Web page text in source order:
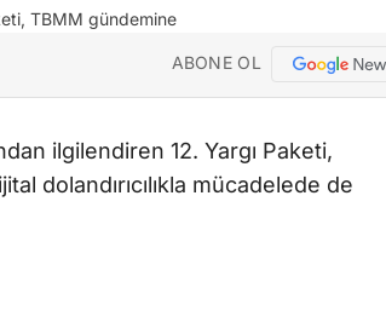
ABONE OL
ilgilendiren 12. Yargı Paketi,
dolandırıcılıkla mücadelede de